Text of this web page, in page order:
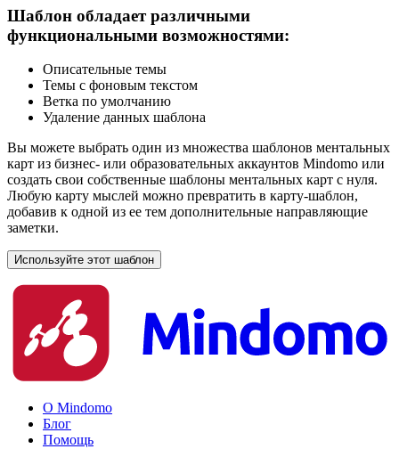
Шаблон обладает различными
функциональными возможностями:
Описательные темы
Темы с фоновым текстом
Ветка по умолчанию
Удаление данных шаблона
Вы можете выбрать один из множества шаблонов ментальных
карт из бизнес- или образовательных аккаунтов Mindomo или
создать свои собственные шаблоны ментальных карт с нуля.
Любую карту мыслей можно превратить в карту-шаблон,
добавив к одной из ее тем дополнительные направляющие
заметки.
Используйте этот шаблон
О Mindomo
Блог
Помощь